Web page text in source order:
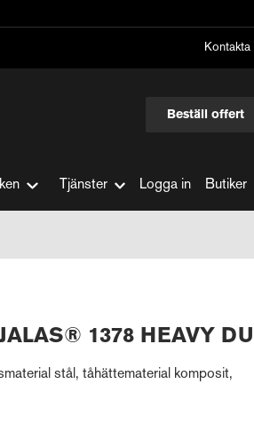
Beställ offert
Tjänster Logga in Butiker
1378 HEAVY
stål, tåhättematerial komposit,